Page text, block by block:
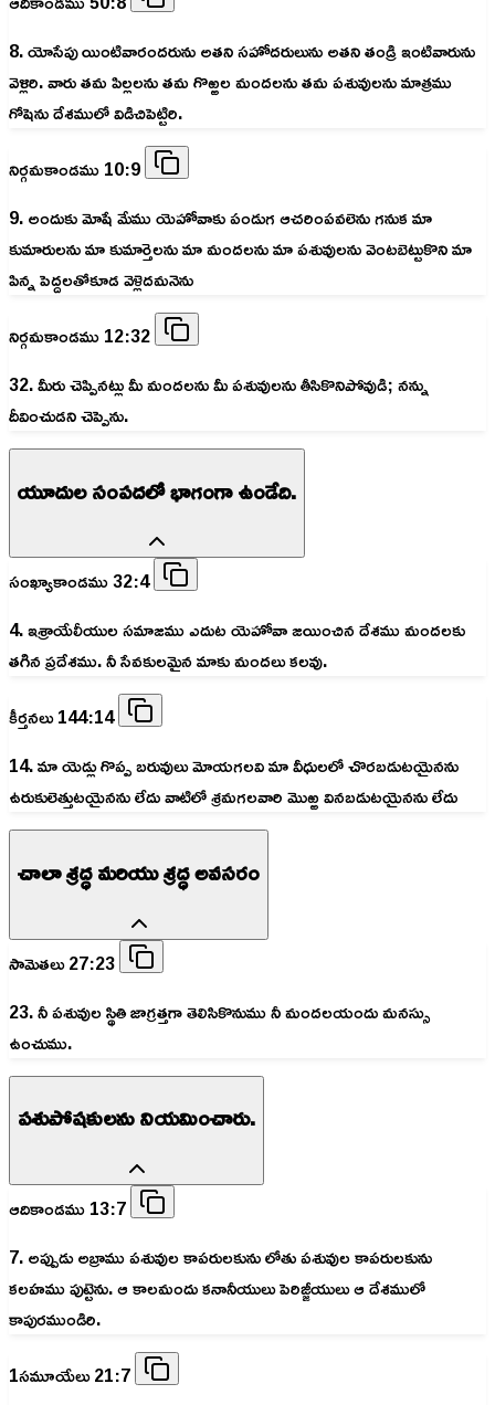
8. యోసేపు యింటివారందరును అతని సహోదరులును అతని తండ్రి ఇంటివారును
వెళ్లిరి. వారు తమ పిల్లలను తమ గొఱ్ఱల మందలను తమ పశువులను మాత్రము
గోషెను దేశములో విడిచిపెట్టిరి.
నిర్గమకాండము 10:9
9. అందుకు మోషే మేము యెహోవాకు పండుగ ఆచరింపవలెను గనుక మా
కుమారులను మా కుమార్తెలను మా మందలను మా పశువులను వెంటబెట్టుకొని మా
పిన్న పెద్దలతోకూడ వెళ్లెదమనెను
నిర్గమకాండము 12:32
32. మీరు చెప్పినట్లు మీ మందలను మీ పశువులను తీసికొనిపోవుడి; నన్ను
దీవించుడని చెప్పెను.
యూదుల సంపదలో భాగంగా ఉండేది.
సంఖ్యాకాండము 32:4
4. ఇశ్రాయేలీయుల సమాజము ఎదుట యెహోవా జయించిన దేశము మందలకు
తగిన ప్రదేశము. నీ సేవకులమైన మాకు మందలు కలవు.
కీర్తనలు 144:14
14. మా యెడ్లు గొప్ప బరువులు మోయగలవి మా వీధులలో చొరబడుటయైనను
ఉరుకులెత్తుటయైనను లేదు వాటిలో శ్రమగలవారి మొఱ్ఱ వినబడుటయైనను లేదు
చాలా శ్రద్ధ మరియు శ్రద్ధ అవసరం
సామెతలు 27:23
23. నీ పశువుల స్థితి జాగ్రత్తగా తెలిసికొనుము నీ మందలయందు మనస్సు
ఉంచుము.
పశుపోషకులను నియమించారు.
ఆదికాండము 13:7
7. అప్పుడు అబ్రాము పశువుల కాపరులకును లోతు పశువుల కాపరులకును
కలహము పుట్టెను. ఆ కాలమందు కనానీయులు పెరిజ్జీయులు ఆ దేశములో
కాపురముండిరి.
1సమూయేలు 21:7